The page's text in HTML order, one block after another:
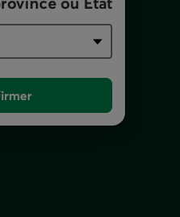
difficulté financière